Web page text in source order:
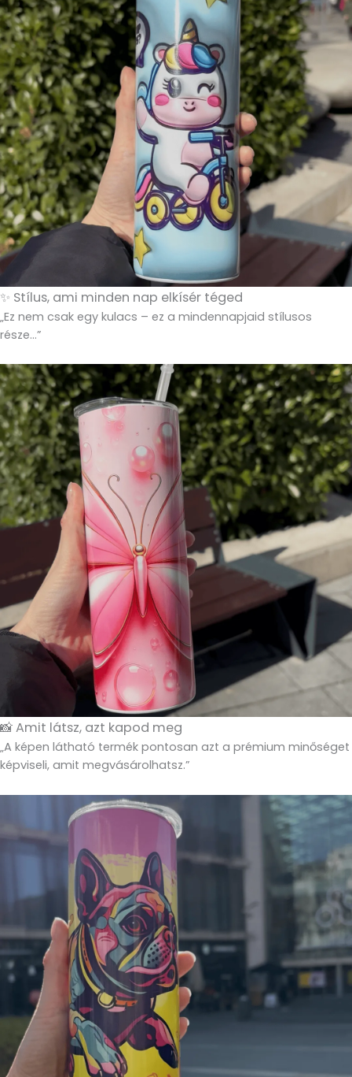
✨ Stílus, ami minden nap elkísér téged
„Ez nem csak egy kulacs – ez a mindennapjaid stílusos
része…”
📸 Amit látsz, azt kapod meg
„A képen látható termék pontosan azt a prémium minőséget
képviseli, amit megvásárolhatsz.”